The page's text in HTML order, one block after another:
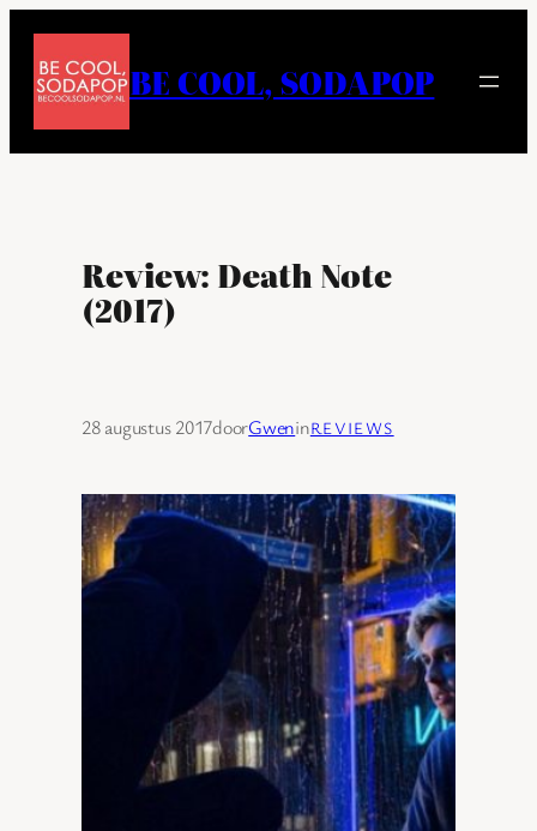
naar
inhoud
BE COOL, SODAPOP
Review: Death Note
(2017)
28 augustus 2017doorGweninREVIEWS